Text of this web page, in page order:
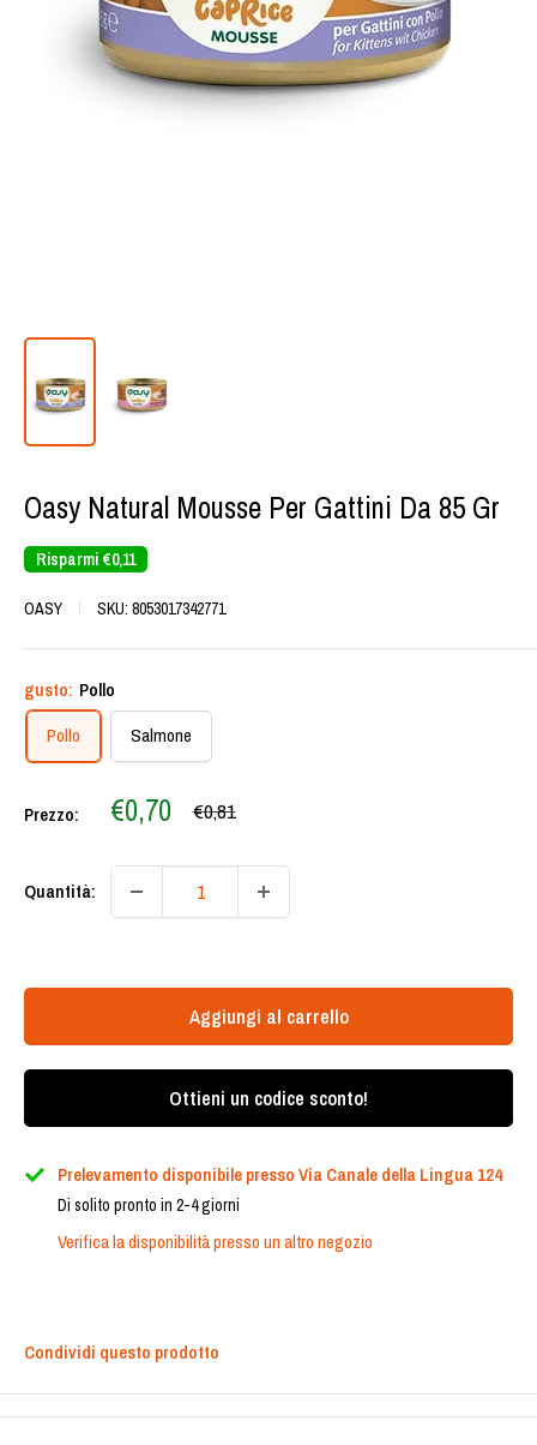
Oasy Natural Mousse Per Gattini Da 85 Gr
Risparmi €0,11
OASY SKU: 8053017342771
gusto: Pollo
Pollo
Salmone
Prezzo: Prezzo
scontato
€0,70 Prezzo
€0,81
Quantità:
Aggiungi al carrello
Ottieni un codice sconto!
Prelevamento disponibile presso Via Canale della Lingua 124
Di solito pronto in 2-4 giorni
Verifica la disponibilità presso un altro negozio
Condividi questo prodotto